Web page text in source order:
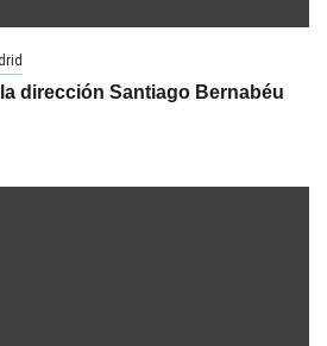
dirección Santiago Bernabéu